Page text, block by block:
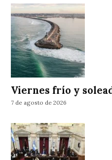
Viernes frío y
7 de agosto de 2026